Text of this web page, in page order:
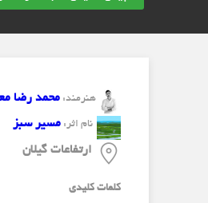
هنرمند: محمد رضا
نام اثر: مسیر سبز
ارتفاعات گیلان
کلمات کلیدی